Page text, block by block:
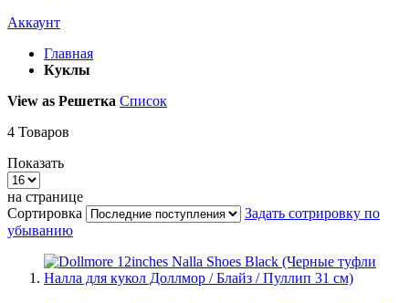
Аккаунт
Главная
Куклы
View as Решетка Список
4 Товаров
Показать
на странице
Сортировка
Задать сотрировку по
убыванию